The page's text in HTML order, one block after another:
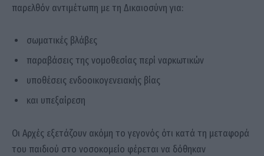
παρελθόν αντιμέτωπη με τη Δικαιοσύνη για:
σωματικές βλάβες
παραβάσεις της νομοθεσίας περί ναρκωτικών
υποθέσεις ενδοοικογενειακής βίας
και υπεξαίρεση
Οι Αρχές εξετάζουν ακόμη το γεγονός ότι κατά τη μεταφορά
του παιδιού στο νοσοκομείο φέρεται να δόθηκαν